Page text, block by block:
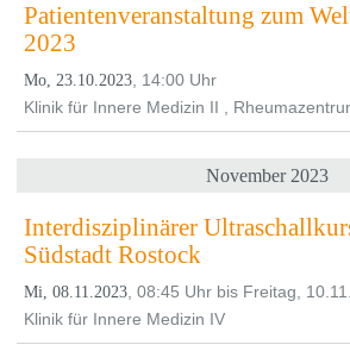
Patientenveranstaltung zum
2023
Mo, 23.10.2023, 14:00 Uhr
Klinik für Innere Medizin II ,
November 2023
Interdisziplinärer
Südstadt Rostock
Mi, 08.11.2023 , 08:45 Uhr bis Freitag,
Klinik für Innere Medizin IV